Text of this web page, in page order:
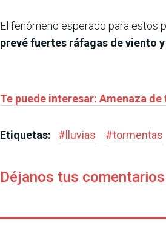
El fenómeno esperado para estos
prevé fuertes ráfagas de viento
Te puede interesar: Amenaza
Etiquetas: #lluvias #tormentas
Déjanos tus